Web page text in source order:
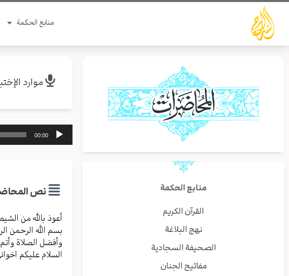
تخطي
المحتوى
منابع الحكمة
منابع الحكمة
القرآن الكريم
نهج البلاغة
الصحيفة السجادية
مفاتيح الجنان
موارد
مشغل
00:00
نص
أعوذ بالله من
بسم الله الرحمن
وأفضل الصلاة
السلام علیکم